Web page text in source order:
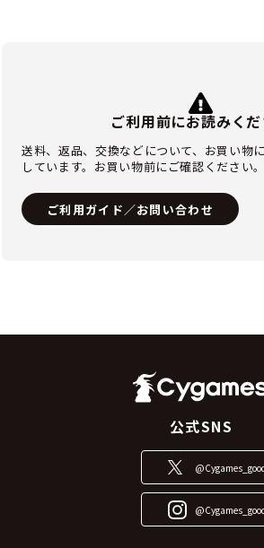
ご利用前にお読みく
送料、返品、交換などについて、お買い物
しています。お買い物前にご確認ください。
ご利用ガイド／お問い合わせ
公式SNS